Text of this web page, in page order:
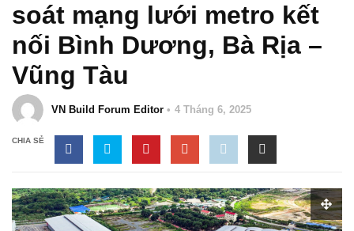
soát mạng lưới metro kết
nối Bình Dương, Bà Rịa –
Vũng Tàu
VN Build Forum Editor 4 Tháng 6, 2025
CHIA SẺ